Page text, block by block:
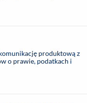
produktową z
o prawie, podatkach i